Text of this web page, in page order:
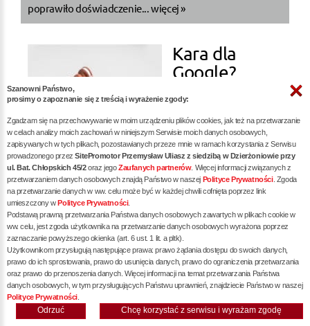
poprawiło doświadczenie...więcej »
Kara dla
Google?
więcej »
Audyt SEO -
Klucz do
Sukcesu w
Szanowni Państwo,
prosimy o zapoznanie się z treścią i wyrażenie zgody:
Zgadzam się na przechowywanie w moim urządzeniu plików cookies, jak też na przetwarzanie
w celach analizy moich zachowań w niniejszym Serwisie moich danych osobowych,
zapisywanych w tych plikach, pozostawianych przeze mnie w ramach korzystania z Serwisu
prowadzonego przezSitePromotor Przemysław Uliasz z siedzibą w Dzierżoniowie przy
ul. Bat. Chłopskich 45/2oraz jegoZaufanych partnerów. Więcej informacji związanych z
przetwarzaniem danych osobowych znajdą Państwo w naszej Polityce Prywatności. Zgoda
na przetwarzanie danych w ww. celu może być w każdej chwili cofnięta poprzez link
umieszczony wPolityce Prywatności.
Podstawą prawną przetwarzania Państwa danych osobowych zawartych w plikach cookie w
ww. celu, jest zgoda użytkownika na przetwarzanie danych osobowych wyrażona poprzez
zaznaczanie powyższego okienka (art. 6 ust. 1 lit. a pltk).
Użytkownikom przysługują następujące prawa: prawo żądania dostępu do swoich danych,
prawo do ich sprostowania, prawo do usunięcia danych, prawo do ograniczenia przetwarzania
oraz prawo do przenoszenia danych. Więcej informacji na temat przetwarzania Państwa
danych osobowych, w tym przysługujących Państwu uprawnień, znajdziecie Państwo w naszej
Polityce Prywatności
Chcę korzystać z serwisu i wyrażam zgodę
Odrzuć